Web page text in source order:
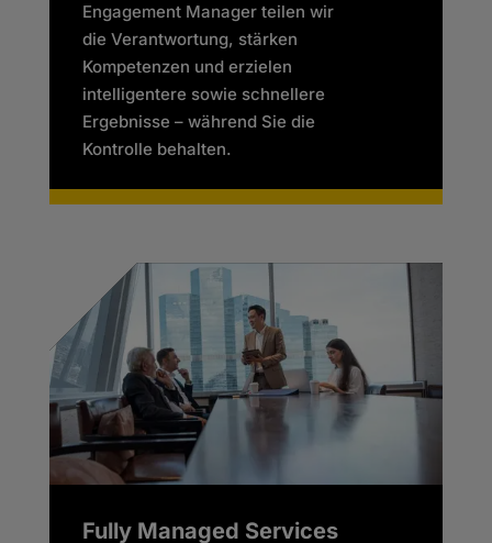
Engagement Manager teilen wir
die Verantwortung, stärken
Kompetenzen und erzielen
intelligentere sowie schnellere
Ergebnisse – während Sie die
Kontrolle behalten.
Fully Managed Services